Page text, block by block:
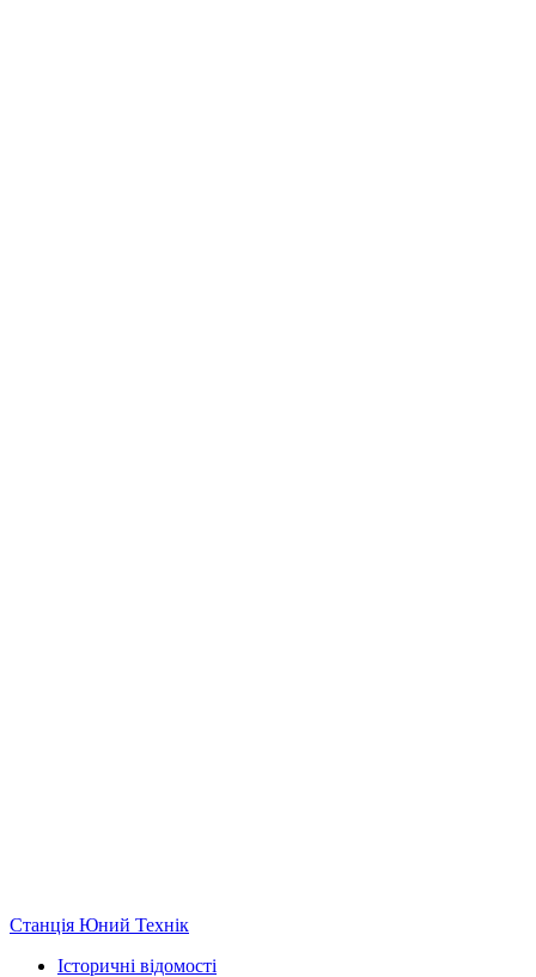
Станція Юний Технік
Історичні відомості